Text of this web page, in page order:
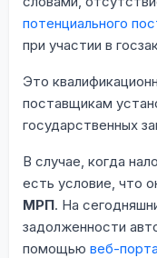
потенциального
при участии в
Это
поставщикам
государственных
В случае, когда
есть условие, что
МРП. На
задолженности
помощью веб-